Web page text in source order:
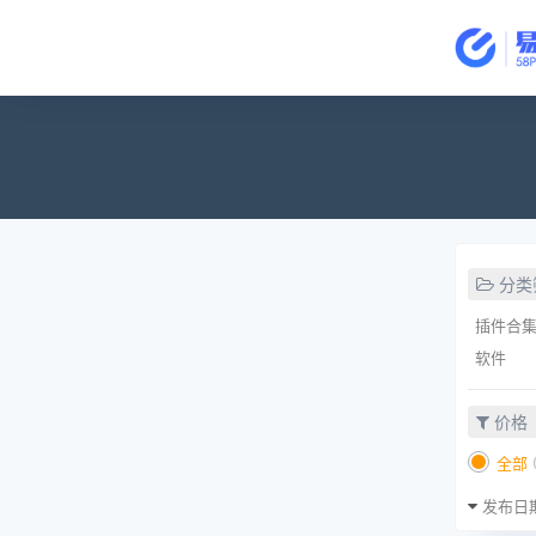
分
插件合集
软件
价格
全部
发布日